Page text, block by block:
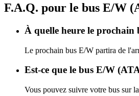
F.A.Q. pour le bus E/W
À quelle heure le
Le prochain bus E/W partira de
Est-ce que le bus E/W
Vous pouvez suivre votre bus sur